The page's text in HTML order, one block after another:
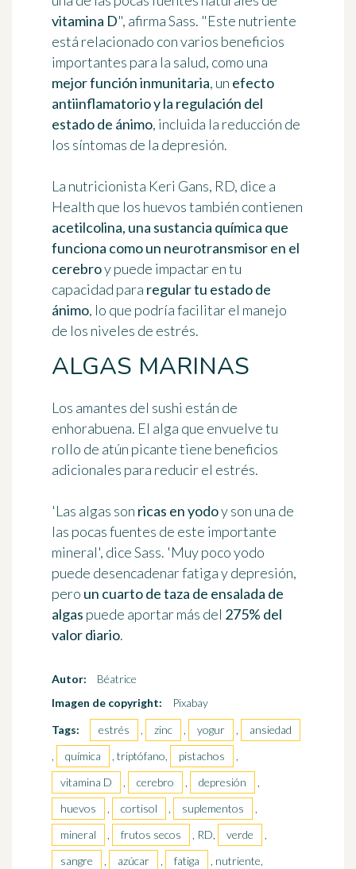
vitamina D", afirma Sass. "Este nutriente
está relacionado con varios beneficios
importantes para la salud, como una
mejor función inmunitaria, un efecto
antiinflamatorio y la regulación del
estado de ánimo, incluida la reducción de
los síntomas de la depresión.
La nutricionista Keri Gans, RD, dice a
Health que los huevos también contienen
acetilcolina, una sustancia química que
funciona como un neurotransmisor en el
cerebroy puede impactar en tu
capacidad para regular tu estado de
ánimo, lo que podría facilitar el manejo
de los niveles de estrés.
ALGAS MARINAS
Los amantes del sushi están de
enhorabuena. El alga que envuelve tu
rollo de atún picante tiene beneficios
adicionales para reducir el estrés.
'Las algas son ricas en yodoy son una de
las pocas fuentes de este importante
mineral', dice Sass. 'Muy poco yodo
puede desencadenar fatiga y depresión,
pero un cuarto de taza de ensalada de
algas puede aportar más del 275% del
valor diario.
Autor:
Béatrice
Imagen de copyright:
Pixabay
Tags:
estrés , zinc , yogur ,
ansiedad
,
química , triptófano, pistachos
,
vitamina D
, cerebro , depresión
,
huevos
, cortisol , suplementos
,
mineral
, frutos secos , RD, verde
,
sangre
, azúcar , fatiga
, nutriente,